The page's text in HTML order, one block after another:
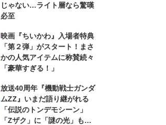
じゃない…ライト層なら驚嘆
必至
映画『ちいかわ』入場者特典
「第２弾」がスタート！まさ
かの人気アイテムに称賛続々
「豪華すぎる！」
放送40周年『機動戦士ガンダ
ムZZ』いまだ語り継がれる
「伝説のトンデモシーン」
「Zザク」に「謎の光」も…